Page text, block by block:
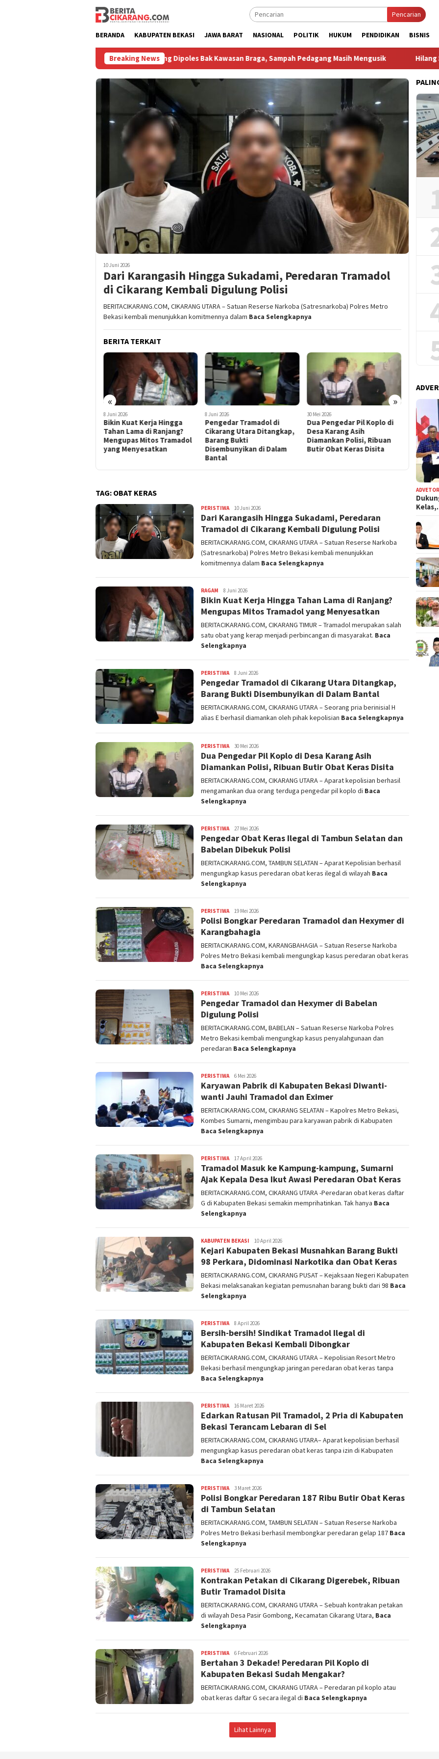
Pencarian
BERANDA KABUPATEN BEKASI JAWA BARAT NASIONAL POLITIK HUKUM PENDIDIKAN BISNIS
Breaking News
Pasar Baru Cikarang Dipoles Bak Kawasan Braga, Sampah Pedagang Masih Mengusik Hilang 5 Bulan, Ustadz
10 Juni 2026
Dari Karangasih Hingga Sukadami, Peredaran Tramadol
di Cikarang Kembali Digulung Polisi
BERITACIKARANG.COM, CIKARANG UTARA – Satuan Reserse Narkoba (Satresnarkoba) Polres Metro
Bekasi kembali menunjukkan komitmennya dalam Baca Selengkapnya
BERITA TERKAIT
« »
8 Juni 2026
Pengedar Tramadol di
Cikarang Utara Ditangkap,
Barang Bukti
Disembunyikan di Dalam
30 Mei 2026
Dua Pengedar Pil Koplo di
Desa Karang Asih
Diamankan Polisi, Ribuan
Butir Obat Keras Disita
27 Mei 2026
Pengedar Obat Keras Ilegal
di Tambun Selatan dan
Babelan Dibekuk Polisi
8 Juni 2026
Bikin
Tahan
yang
TAG: OBAT KERAS
PERISTIWAadmin
10 Juni 2026
Dari Karangasih Hingga Sukadami, Peredaran
Tramadol di Cikarang Kembali Digulung Polisi
BERITACIKARANG.COM, CIKARANG UTARA – Satuan Reserse Narkoba
(Satresnarkoba) Polres Metro Bekasi kembali menunjukkan
komitmennya dalam Baca Selengkapnya
RAGAM admin
8 Juni 2026
Bikin Kuat Kerja Hingga Tahan Lama di Ranjang?
Mengupas Mitos Tramadol yang Menyesatkan
BERITACIKARANG.COM, CIKARANG TIMUR – Tramadol merupakan salah
satu obat yang kerap menjadi perbincangan di masyarakat. Baca
Selengkapnya
PERISTIWAadmin
8 Juni 2026
Pengedar Tramadol di Cikarang Utara Ditangkap,
Barang Bukti Disembunyikan di Dalam Bantal
BERITACIKARANG.COM, CIKARANG UTARA – Seorang pria berinisial H
alias E berhasil diamankan oleh pihak kepolisian Baca Selengkapnya
PERISTIWAadmin
30 Mei 2026
Dua Pengedar Pil Koplo di Desa Karang Asih
Diamankan Polisi, Ribuan Butir Obat Keras Disita
BERITACIKARANG.COM, CIKARANG UTARA – Aparat kepolisian berhasil
mengamankan dua orang terduga pengedar pil koplo di Baca
Selengkapnya
PERISTIWAadmin
27 Mei 2026
Pengedar Obat Keras Ilegal di Tambun Selatan dan
Babelan Dibekuk Polisi
BERITACIKARANG.COM, TAMBUN SELATAN – Aparat Kepolisian berhasil
mengungkap kasus peredaran obat keras ilegal di wilayah Baca
Selengkapnya
PERISTIWAadmin
19 Mei 2026
Polisi Bongkar Peredaran Tramadol dan Hexymer di
Karangbahagia
BERITACIKARANG.COM, KARANGBAHAGIA – Satuan Reserse Narkoba
Polres Metro Bekasi kembali mengungkap kasus peredaran obat keras
Baca Selengkapnya
PERISTIWAadmin
10 Mei 2026
Pengedar Tramadol dan Hexymer di Babelan
Digulung Polisi
BERITACIKARANG.COM, BABELAN – Satuan Reserse Narkoba Polres
Metro Bekasi kembali mengungkap kasus penyalahgunaan dan
peredaran Baca Selengkapnya
PERISTIWAadmin
6 Mei 2026
Karyawan Pabrik di Kabupaten Bekasi Diwanti-
wanti Jauhi Tramadol dan Eximer
BERITACIKARANG.COM, CIKARANG SELATAN – Kapolres Metro Bekasi,
Kombes Sumarni, mengimbau para karyawan pabrik di Kabupaten
Baca Selengkapnya
PERISTIWAadmin
17 April 2026
Tramadol Masuk ke Kampung-kampung, Sumarni
Ajak Kepala Desa Ikut Awasi Peredaran Obat Keras
BERITACIKARANG.COM, CIKARANG UTARA -Peredaran obat keras daftar
G di Kabupaten Bekasi semakin memprihatinkan. Tak hanya Baca
Selengkapnya
KABUPATEN BEKASI admin
10 April 2026
Kejari Kabupaten Bekasi Musnahkan Barang Bukti
98 Perkara, Didominasi Narkotika dan Obat Keras
‎BERITACIKARANG.COM, CIKARANG PUSAT – Kejaksaan Negeri Kabupaten
Bekasi melaksanakan kegiatan pemusnahan barang bukti dari 98 Baca
Selengkapnya
PERISTIWAadmin
8 April 2026
Bersih-bersih! Sindikat Tramadol Ilegal di
Kabupaten Bekasi Kembali Dibongkar
BERITACIKARANG.COM, CIKARANG UTARA – Kepolisian Resort Metro
Bekasi berhasil mengungkap jaringan peredaran obat keras tanpa
Baca Selengkapnya
PERISTIWAadmin
16 Maret 2026
Edarkan Ratusan Pil Tramadol, 2 Pria di Kabupaten
Bekasi Terancam Lebaran di Sel
BERITACIKARANG.COM, CIKARANG UTARA– Aparat kepolisian berhasil
mengungkap kasus peredaran obat keras tanpa izin di Kabupaten
Baca Selengkapnya
PERISTIWAadmin
3 Maret 2026
Polisi Bongkar Peredaran 187 Ribu Butir Obat Keras
di Tambun Selatan
BERITACIKARANG.COM, TAMBUN SELATAN – Satuan Reserse Narkoba
Polres Metro Bekasi berhasil membongkar peredaran gelap 187 Baca
Selengkapnya
PERISTIWAadmin
25 Februari 2026
Kontrakan Petakan di Cikarang Digerebek, Ribuan
Butir Tramadol Disita
BERITACIKARANG.COM, CIKARANG UTARA – Sebuah kontrakan petakan
di wilayah Desa Pasir Gombong, Kecamatan Cikarang Utara, Baca
Selengkapnya
PERISTIWAadmin
6 Februari 2026
Bertahan 3 Dekade! Peredaran Pil Koplo di
Kabupaten Bekasi Sudah Mengakar?
BERITACIKARANG.COM, CIKARANG UTARA – Peredaran pil koplo atau
obat keras daftar G secara ilegal di Baca Selengkapnya
Lihat Lainnya